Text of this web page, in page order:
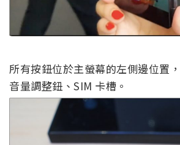
所有按鈕位於主螢幕的左側邊位置
音量調整鈕、SIM 卡槽。